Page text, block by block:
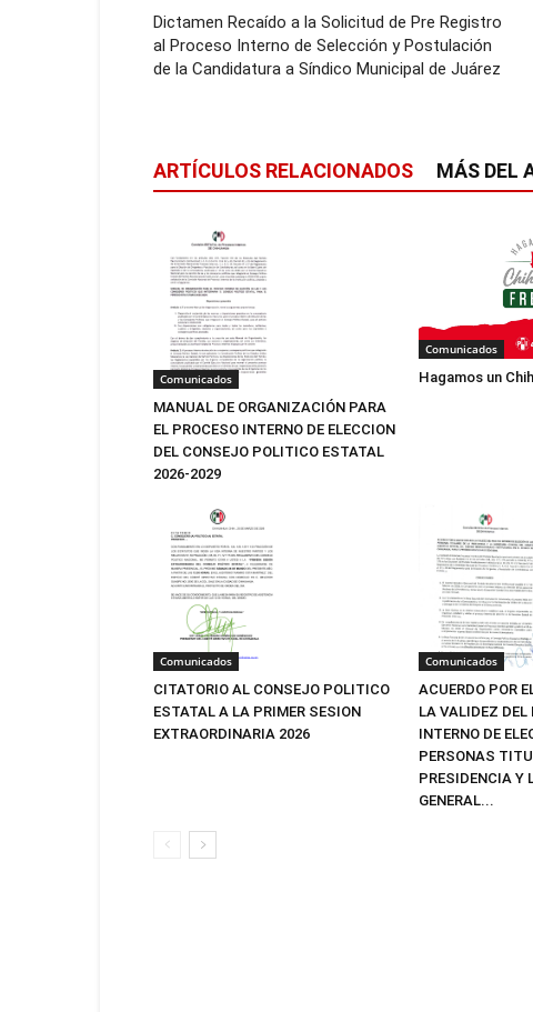
Dictamen Recaído a la Solicitud de Pre Registro
al Proceso Interno de Selección y Postulación
de la Candidatura a Síndico Municipal de Juárez
ARTÍCULOS RELACIONADOS MÁS DEL
Comunicados
MANUAL DE ORGANIZACIÓN PARA
EL PROCESO INTERNO DE ELECCION
DEL CONSEJO POLITICO ESTATAL
2026-2029
Comunicados
Hagamos un
Comunicados
CITATORIO AL CONSEJO POLITICO
ESTATAL A LA PRIMER SESION
EXTRAORDINARIA 2026
Comunicados
ACUERDO POR
LA VALIDEZ DEL
INTERNO DE
PERSONAS
PRESIDENCIA Y
GENERAL...